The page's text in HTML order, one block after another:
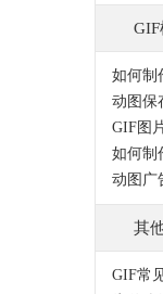
如何制
如何制
动图广
其
GIF常